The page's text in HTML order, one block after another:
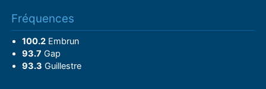
Fréquences
100.2Embrun
93.7 Gap
93.3 Guillestre